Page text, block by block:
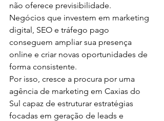
não oferece previsibilidade.
Negócios que investem em marketing
digital, SEO e tráfego pago
conseguem ampliar sua presença
online e criar novas oportunidades de
forma consistente.
Por isso, cresce a procura por uma
agência de marketing em Caxias do
Sul capaz de estruturar estratégias
focadas em geração de leads e